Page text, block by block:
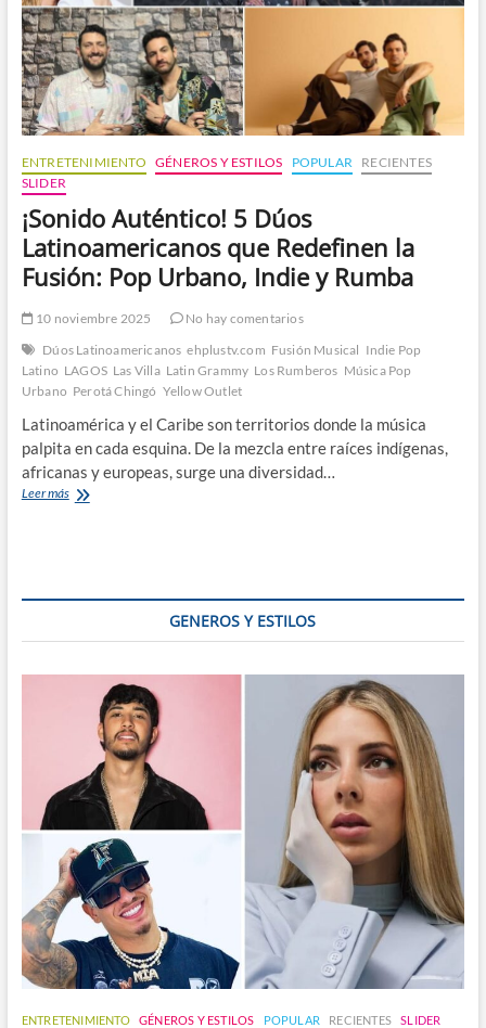
ENTRETENIMIENTO GÉNEROS Y ESTILOS POPULAR
RECIENTES
SLIDER
¡Sonido Auténtico! 5 Dúos
Latinoamericanos que Redefinen la
Fusión: Pop Urbano, Indie y Rumba
10 noviembre 2025
No hay comentarios
Dúos Latinoamericanos ehplustv.com Fusión Musical Indie Pop
Latino LAGOS Las Villa Latin Grammy Los Rumberos Música Pop
Urbano Perotá Chingó Yellow Outlet
Latinoamérica y el Caribe son territorios donde la música
palpita en cada esquina. De la mezcla entre raíces indígenas,
africanas y europeas, surge una diversidad…
Leer más¡Sonido
Urbano,
Rumba
GENEROS Y ESTILOS
ENTRETENIMIENTO GÉNEROS Y ESTILOS POPULAR RECIENTES SLIDER